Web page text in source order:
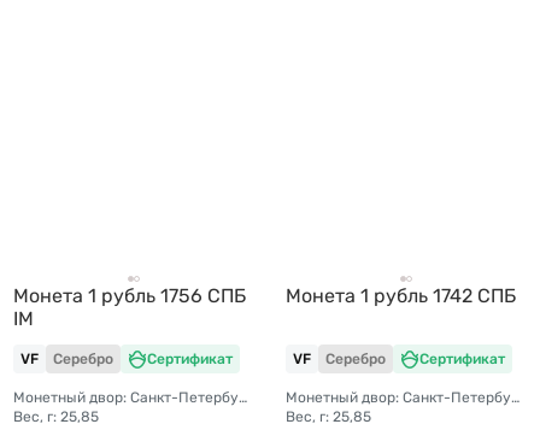
Монета 1 рубль 1756 CПБ
IM
VF Серебро Сертификат
Монетный двор: Санкт-Петербургский монетный двор
Вес, г: 25,85
Монета 1 рубль 1742 СПБ
VF Серебро Сертификат
Монетный двор: Санкт-Петербургский монетный двор
Вес, г: 25,85